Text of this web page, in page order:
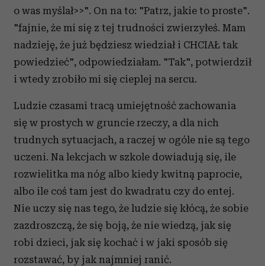
o was myślał>>". On na to: "Patrz, jakie to proste".
"fajnie, że mi się z tej trudności zwierzyłeś. Mam
nadzieję, że już będziesz wiedział i CHCIAŁ tak
powiedzieć", odpowiedziałam. "Tak", potwierdził
i wtedy zrobiło mi się cieplej na sercu.
Ludzie czasami tracą umiejętność zachowania
się w prostych w gruncie rzeczy, a dla nich
trudnych sytuacjach, a raczej w ogóle nie są tego
uczeni. Na lekcjach w szkole dowiadują się, ile
rozwielitka ma nóg albo kiedy kwitną paprocie,
albo ile coś tam jest do kwadratu czy do entej.
Nie uczy się nas tego, że ludzie się kłócą, że sobie
zazdroszczą, że się boją, że nie wiedzą, jak się
robi dzieci, jak się kochać i w jaki sposób się
rozstawać, by jak najmniej ranić.